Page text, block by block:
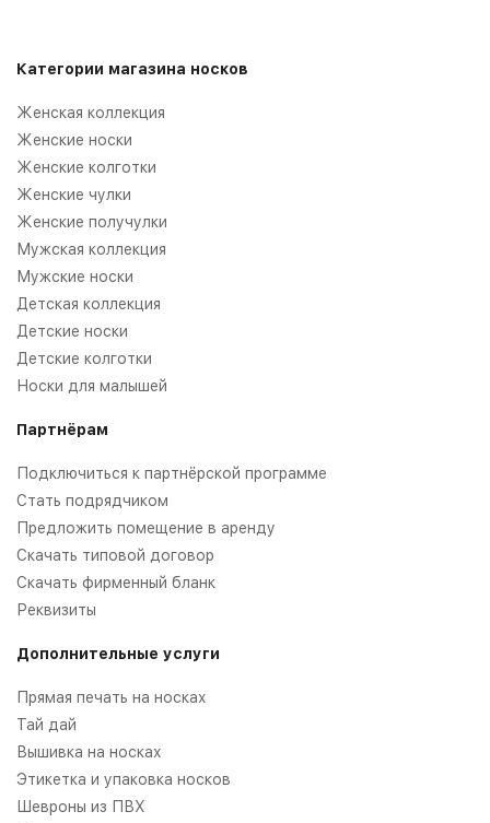
Категории магазина носков
Женская коллекция
Женские носки
Женские колготки
Женские чулки
Женские получулки
Мужская коллекция
Мужские носки
Детская коллекция
Детские носки
Детские колготки
Носки для малышей
Партнёрам
Подключиться к партнёрской программе
Стать подрядчиком
Предложить помещение в аренду
Скачать типовой договор
Скачать фирменный бланк
Реквизиты
Дополнительные услуги
Прямая печать на носках
Тай дай
Вышивка на носках
Этикетка и упаковка носков
Шевроны из ПВХ